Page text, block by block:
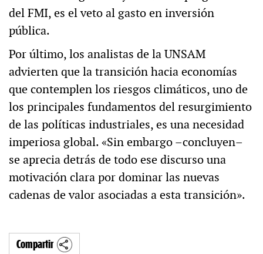
del FMI, es el veto al gasto en inversión
pública.
Por último, los analistas de la UNSAM
advierten que la transición hacia economías
que contemplen los riesgos climáticos, uno de
los principales fundamentos del resurgimiento
de las políticas industriales, es una necesidad
imperiosa global. «Sin embargo –concluyen–
se aprecia detrás de todo ese discurso una
motivación clara por dominar las nuevas
cadenas de valor asociadas a esta transición».
Compartir